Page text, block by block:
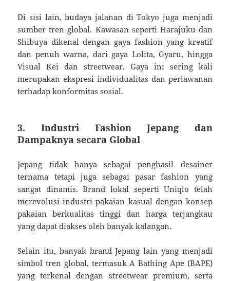
Di sisi lain, budaya jalanan di Tokyo juga menjadi
sumber tren global. Kawasan seperti Harajuku dan
Shibuya dikenal dengan gaya fashion yang kreatif
dan penuh warna, dari gaya Lolita, Gyaru, hingga
Visual Kei dan streetwear. Gaya ini sering kali
merupakan ekspresi individualitas dan perlawanan
terhadap konformitas sosial.
3. Industri Fashion Jepang dan
Dampaknya secara Global
Jepang tidak hanya sebagai penghasil desainer
ternama tetapi juga sebagai pasar fashion yang
sangat dinamis. Brand lokal seperti Uniqlo telah
merevolusi industri pakaian kasual dengan konsep
pakaian berkualitas tinggi dan harga terjangkau
yang dapat diakses oleh banyak kalangan.
Selain itu, banyak brand Jepang lain yang menjadi
simbol tren global, termasuk A Bathing Ape (BAPE)
yang terkenal dengan streetwear premium, serta